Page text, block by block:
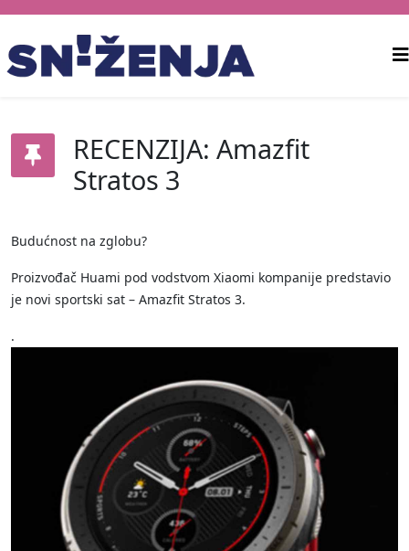
RECENZIJA: Amazfit
Stratos 3
Budućnost na zglobu?
Proizvođač Huami pod vodstvom Xiaomi kompanije predstavio
je novi sportski sat – Amazfit Stratos 3.
.